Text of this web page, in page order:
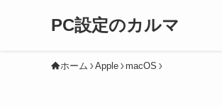
PC設定のカルマ
ホーム Apple macOS